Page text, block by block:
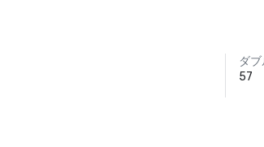
ダブ
57